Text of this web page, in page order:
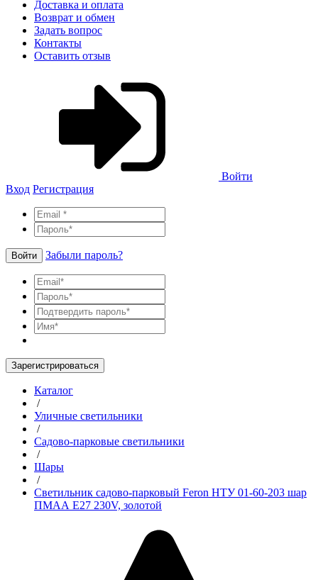
Доставка и оплата
Возврат и обмен
Задать вопрос
Контакты
Оставить отзыв
Войти
Вход Регистрация
Войти Забыли пароль?
Зарегистрироваться
Каталог
/
Уличные светильники
/
Садово-парковые светильники
/
Шары
/
Светильник садово-парковый Feron НТУ 01-60-203 шар
ПМАА E27 230V, золотой